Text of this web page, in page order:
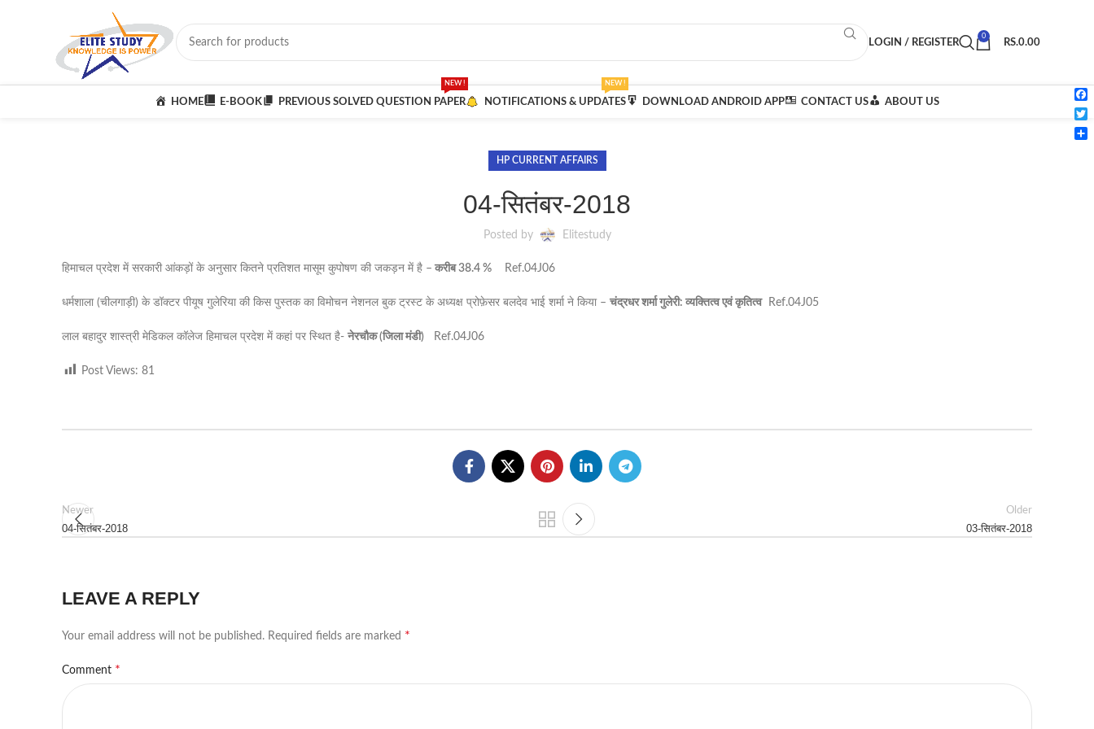
LOGIN / REGISTER
0
RS.0.00
HOME E-BOOK PREVIOUS SOLVED QUESTION PAPER
NEW !
NOTIFICATIONS & UPDATES
NEW !
DOWNLOAD ANDROID APP CONTACT US ABOUT US
HP CURRENT AFFAIRS
04-सितंबर-2018
Posted by Elitestudy
हिमाचल प्रदेश में सरकारी आंकड़ों के अनुसार कितने प्रतिशत मासूम कुपोषण की जकड़न में है – करीब 38.4 % Ref.04J06
धर्मशाला (चीलगाड़ी) के डॉक्टर पीयूष गुलेरिया की किस पुस्तक का विमोचन नेशनल बुक ट्रस्ट के अध्यक्ष प्रोफ़ेसर बलदेव भाई शर्मा ने किया – चंद्रधर शर्मा गुलेरी: व्यक्तित्व एवं कृतित्वRef.04J05
लाल बहादुर शास्त्री मेडिकल कॉलेज हिमाचल प्रदेश में कहां पर स्थित है- नेरचौक (जिला मंडी) Ref.04J06
Post Views: 81
Newer
04-सितंबर-2018
Older
03-सितंबर-2018
LEAVE A REPLY
Your email address will not be published. Required fields are marked *
Comment *